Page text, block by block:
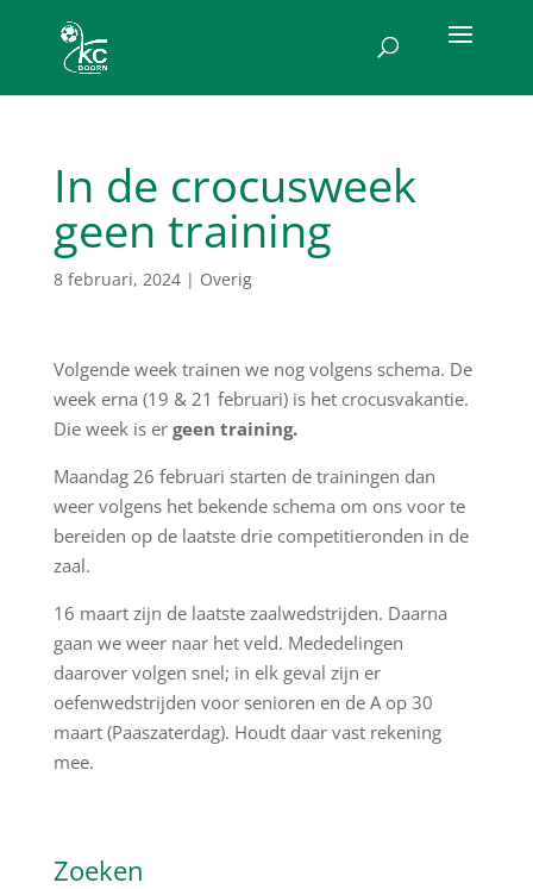
In de crocusweek
geen training
8 februari, 2024| Overig
Volgende week trainen we nog volgens schema. De
week erna (19 & 21 februari) is het crocusvakantie.
Die week is er geen training.
Maandag 26 februari starten de trainingen dan
weer volgens het bekende schema om ons voor te
bereiden op de laatste drie competitieronden in de
zaal.
16 maart zijn de laatste zaalwedstrijden. Daarna
gaan we weer naar het veld. Mededelingen
daarover volgen snel; in elk geval zijn er
oefenwedstrijden voor senioren en de A op 30
maart (Paaszaterdag). Houdt daar vast rekening
mee.
Zoeken